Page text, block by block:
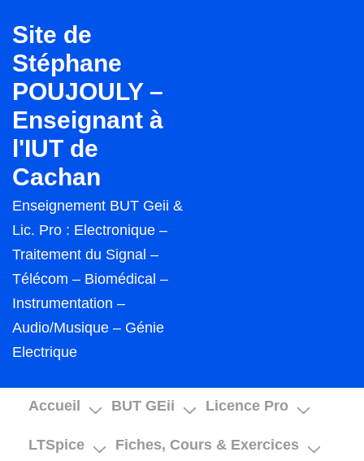
passer
au
contenu
principal
Site de
Stéphane
POUJOULY –
Enseignant à
l'IUT de
Cachan
Enseignement BUT Geii &
Lic. Pro : Electronique –
Traitement du Signal –
Télécom – Biomédical –
Instrumentation –
Audio/Musique – Génie
Electrique
Main
Accueil BUT GEii Licence Pro
LTSpice Fiches, Cours & Exercices